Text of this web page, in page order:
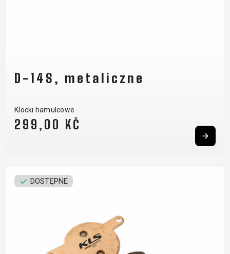
D-14S, metaliczne
Klocki hamulcowe
299,00 KČ
DOSTĘPNE